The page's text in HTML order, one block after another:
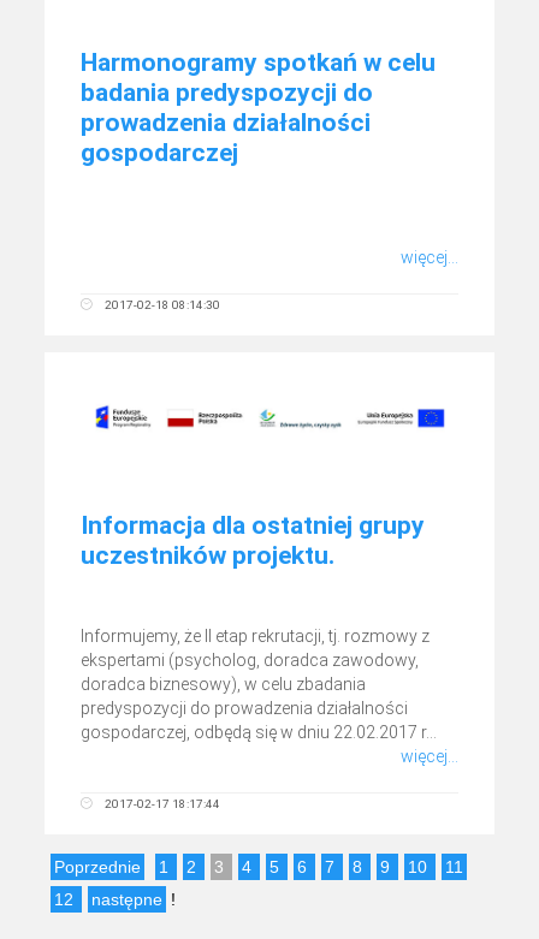
Harmonogramy spotkań w celu
badania predyspozycji do
prowadzenia działalności
gospodarczej
więcej...
2017-02-18 08:14:30
Informacja dla ostatniej grupy
uczestników projektu.
Informujemy, że II etap rekrutacji, tj. rozmowy z
ekspertami (psycholog, doradca zawodowy,
doradca biznesowy), w celu zbadania
predyspozycji do prowadzenia działalności
gospodarczej, odbędą się w dniu 22.02.2017 r...
więcej...
2017-02-17 18:17:44
Poprzednie 1 2 3 4 5 6 7 8 9 10
11
12
następne !